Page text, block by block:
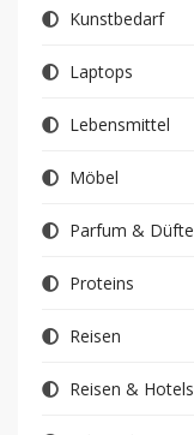
Kunstbedarf
Laptops
Lebensmittel
Möbel
Parfum & Düfte
Proteins
Reisen
Reisen & Hotels